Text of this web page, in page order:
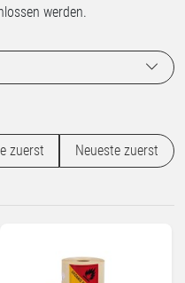
werden.
zuerst Neueste zuerst